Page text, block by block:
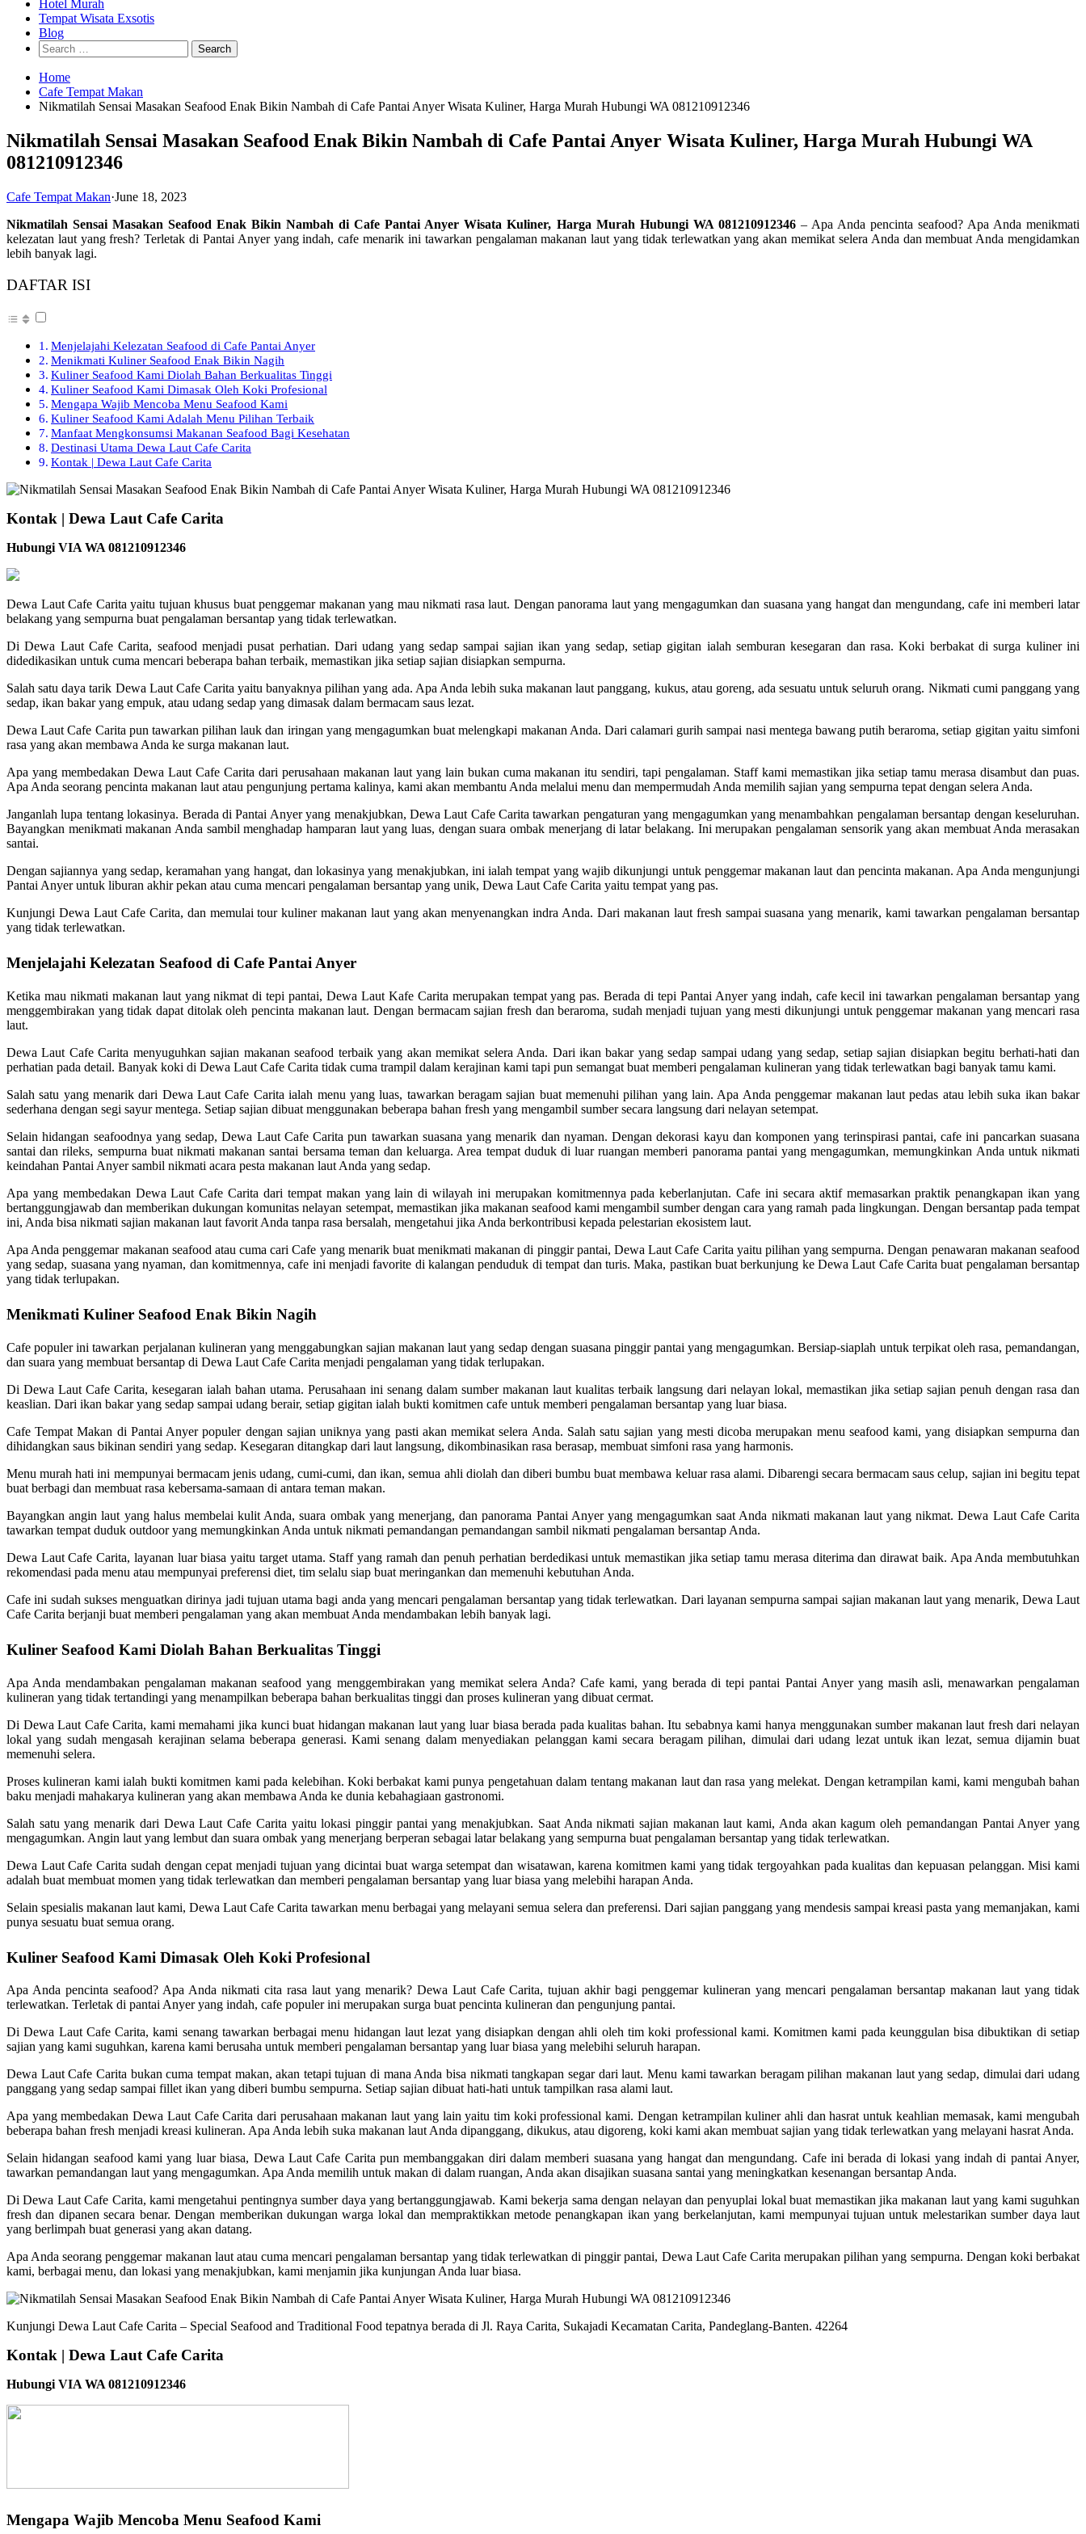
Hotel Murah
Tempat Wisata Exsotis
Blog
Search
for:
Home
Cafe Tempat Makan
Nikmatilah Sensai Masakan Seafood Enak Bikin Nambah di Cafe Pantai Anyer Wisata Kuliner, Harga Murah Hubungi WA 081210912346
Nikmatilah Sensai Masakan Seafood Enak Bikin Nambah di Cafe Pantai Anyer Wisata Kuliner, Harga Murah Hubungi WA
081210912346
Cafe Tempat Makan·June 18, 2023
Nikmatilah Sensai Masakan Seafood Enak Bikin Nambah di Cafe Pantai Anyer Wisata Kuliner, Harga Murah Hubungi WA 081210912346– Apa Anda pencinta seafood? Apa Anda menikmati
kelezatan laut yang fresh? Terletak di Pantai Anyer yang indah, cafe menarik ini tawarkan pengalaman makanan laut yang tidak terlewatkan yang akan memikat selera Anda dan membuat Anda mengidamkan
lebih banyak lagi.
DAFTAR ISI
Menjelajahi Kelezatan Seafood di Cafe Pantai Anyer
Menikmati Kuliner Seafood Enak Bikin Nagih
Kuliner Seafood Kami Diolah Bahan Berkualitas Tinggi
Kuliner Seafood Kami Dimasak Oleh Koki Profesional
Mengapa Wajib Mencoba Menu Seafood Kami
Kuliner Seafood Kami Adalah Menu Pilihan Terbaik
Manfaat Mengkonsumsi Makanan Seafood Bagi Kesehatan
Destinasi Utama Dewa Laut Cafe Carita
Kontak | Dewa Laut Cafe Carita
Kontak | Dewa Laut Cafe Carita
Hubungi VIA WA 081210912346
Dewa Laut Cafe Carita yaitu tujuan khusus buat penggemar makanan yang mau nikmati rasa laut. Dengan panorama laut yang mengagumkan dan suasana yang hangat dan mengundang, cafe ini memberi latar
belakang yang sempurna buat pengalaman bersantap yang tidak terlewatkan.
Di Dewa Laut Cafe Carita, seafood menjadi pusat perhatian. Dari udang yang sedap sampai sajian ikan yang sedap, setiap gigitan ialah semburan kesegaran dan rasa. Koki berbakat di surga kuliner ini
didedikasikan untuk cuma mencari beberapa bahan terbaik, memastikan jika setiap sajian disiapkan sempurna.
Salah satu daya tarik Dewa Laut Cafe Carita yaitu banyaknya pilihan yang ada. Apa Anda lebih suka makanan laut panggang, kukus, atau goreng, ada sesuatu untuk seluruh orang. Nikmati cumi panggang yang
sedap, ikan bakar yang empuk, atau udang sedap yang dimasak dalam bermacam saus lezat.
Dewa Laut Cafe Carita pun tawarkan pilihan lauk dan iringan yang mengagumkan buat melengkapi makanan Anda. Dari calamari gurih sampai nasi mentega bawang putih beraroma, setiap gigitan yaitu simfoni
rasa yang akan membawa Anda ke surga makanan laut.
Apa yang membedakan Dewa Laut Cafe Carita dari perusahaan makanan laut yang lain bukan cuma makanan itu sendiri, tapi pengalaman. Staff kami memastikan jika setiap tamu merasa disambut dan puas.
Apa Anda seorang pencinta makanan laut atau pengunjung pertama kalinya, kami akan membantu Anda melalui menu dan mempermudah Anda memilih sajian yang sempurna tepat dengan selera Anda.
Janganlah lupa tentang lokasinya. Berada di Pantai Anyer yang menakjubkan, Dewa Laut Cafe Carita tawarkan pengaturan yang mengagumkan yang menambahkan pengalaman bersantap dengan keseluruhan.
Bayangkan menikmati makanan Anda sambil menghadap hamparan laut yang luas, dengan suara ombak menerjang di latar belakang. Ini merupakan pengalaman sensorik yang akan membuat Anda merasakan
santai.
Dengan sajiannya yang sedap, keramahan yang hangat, dan lokasinya yang menakjubkan, ini ialah tempat yang wajib dikunjungi untuk penggemar makanan laut dan pencinta makanan. Apa Anda mengunjungi
Pantai Anyer untuk liburan akhir pekan atau cuma mencari pengalaman bersantap yang unik, Dewa Laut Cafe Carita yaitu tempat yang pas.
Kunjungi Dewa Laut Cafe Carita, dan memulai tour kuliner makanan laut yang akan menyenangkan indra Anda. Dari makanan laut fresh sampai suasana yang menarik, kami tawarkan pengalaman bersantap
yang tidak terlewatkan.
Menjelajahi Kelezatan Seafood di Cafe Pantai Anyer
Ketika mau nikmati makanan laut yang nikmat di tepi pantai, Dewa Laut Kafe Carita merupakan tempat yang pas. Berada di tepi Pantai Anyer yang indah, cafe kecil ini tawarkan pengalaman bersantap yang
menggembirakan yang tidak dapat ditolak oleh pencinta makanan laut. Dengan bermacam sajian fresh dan beraroma, sudah menjadi tujuan yang mesti dikunjungi untuk penggemar makanan yang mencari rasa
laut.
Dewa Laut Cafe Carita menyuguhkan sajian makanan seafood terbaik yang akan memikat selera Anda. Dari ikan bakar yang sedap sampai udang yang sedap, setiap sajian disiapkan begitu berhati-hati dan
perhatian pada detail. Banyak koki di Dewa Laut Cafe Carita tidak cuma trampil dalam kerajinan kami tapi pun semangat buat memberi pengalaman kulineran yang tidak terlewatkan bagi banyak tamu kami.
Salah satu yang menarik dari Dewa Laut Cafe Carita ialah menu yang luas, tawarkan beragam sajian buat memenuhi pilihan yang lain. Apa Anda penggemar makanan laut pedas atau lebih suka ikan bakar
sederhana dengan segi sayur mentega. Setiap sajian dibuat menggunakan beberapa bahan fresh yang mengambil sumber secara langsung dari nelayan setempat.
Selain hidangan seafoodnya yang sedap, Dewa Laut Cafe Carita pun tawarkan suasana yang menarik dan nyaman. Dengan dekorasi kayu dan komponen yang terinspirasi pantai, cafe ini pancarkan suasana
santai dan rileks, sempurna buat nikmati makanan santai bersama teman dan keluarga. Area tempat duduk di luar ruangan memberi panorama pantai yang mengagumkan, memungkinkan Anda untuk nikmati
keindahan Pantai Anyer sambil nikmati acara pesta makanan laut Anda yang sedap.
Apa yang membedakan Dewa Laut Cafe Carita dari tempat makan yang lain di wilayah ini merupakan komitmennya pada keberlanjutan. Cafe ini secara aktif memasarkan praktik penangkapan ikan yang
bertanggungjawab dan memberikan dukungan komunitas nelayan setempat, memastikan jika makanan seafood kami mengambil sumber dengan cara yang ramah pada lingkungan. Dengan bersantap pada tempat
ini, Anda bisa nikmati sajian makanan laut favorit Anda tanpa rasa bersalah, mengetahui jika Anda berkontribusi kepada pelestarian ekosistem laut.
Apa Anda penggemar makanan seafood atau cuma cari Cafe yang menarik buat menikmati makanan di pinggir pantai, Dewa Laut Cafe Carita yaitu pilihan yang sempurna. Dengan penawaran makanan seafood
yang sedap, suasana yang nyaman, dan komitmennya, cafe ini menjadi favorite di kalangan penduduk di tempat dan turis. Maka, pastikan buat berkunjung ke Dewa Laut Cafe Carita buat pengalaman bersantap
yang tidak terlupakan.
Menikmati Kuliner Seafood Enak Bikin Nagih
Cafe populer ini tawarkan perjalanan kulineran yang menggabungkan sajian makanan laut yang sedap dengan suasana pinggir pantai yang mengagumkan. Bersiap-siaplah untuk terpikat oleh rasa, pemandangan,
dan suara yang membuat bersantap di Dewa Laut Cafe Carita menjadi pengalaman yang tidak terlupakan.
Di Dewa Laut Cafe Carita, kesegaran ialah bahan utama. Perusahaan ini senang dalam sumber makanan laut kualitas terbaik langsung dari nelayan lokal, memastikan jika setiap sajian penuh dengan rasa dan
keaslian. Dari ikan bakar yang sedap sampai udang berair, setiap gigitan ialah bukti komitmen cafe untuk memberi pengalaman bersantap yang luar biasa.
Cafe Tempat Makan di Pantai Anyer populer dengan sajian uniknya yang pasti akan memikat selera Anda. Salah satu sajian yang mesti dicoba merupakan menu seafood kami, yang disiapkan sempurna dan
dihidangkan saus bikinan sendiri yang sedap. Kesegaran ditangkap dari laut langsung, dikombinasikan rasa berasap, membuat simfoni rasa yang harmonis.
Menu murah hati ini mempunyai bermacam jenis udang, cumi-cumi, dan ikan, semua ahli diolah dan diberi bumbu buat membawa keluar rasa alami. Dibarengi secara bermacam saus celup, sajian ini begitu tepat
buat berbagi dan membuat rasa kebersama-samaan di antara teman makan.
Bayangkan angin laut yang halus membelai kulit Anda, suara ombak yang menerjang, dan panorama Pantai Anyer yang mengagumkan saat Anda nikmati makanan laut yang nikmat. Dewa Laut Cafe Carita
tawarkan tempat duduk outdoor yang memungkinkan Anda untuk nikmati pemandangan pemandangan sambil nikmati pengalaman bersantap Anda.
Dewa Laut Cafe Carita, layanan luar biasa yaitu target utama. Staff yang ramah dan penuh perhatian berdedikasi untuk memastikan jika setiap tamu merasa diterima dan dirawat baik. Apa Anda membutuhkan
rekomendasi pada menu atau mempunyai preferensi diet, tim selalu siap buat meringankan dan memenuhi kebutuhan Anda.
Cafe ini sudah sukses menguatkan dirinya jadi tujuan utama bagi anda yang mencari pengalaman bersantap yang tidak terlewatkan. Dari layanan sempurna sampai sajian makanan laut yang menarik, Dewa Laut
Cafe Carita berjanji buat memberi pengalaman yang akan membuat Anda mendambakan lebih banyak lagi.
Kuliner Seafood Kami Diolah Bahan Berkualitas Tinggi
Apa Anda mendambakan pengalaman makanan seafood yang menggembirakan yang memikat selera Anda? Cafe kami, yang berada di tepi pantai Pantai Anyer yang masih asli, menawarkan pengalaman
kulineran yang tidak tertandingi yang menampilkan beberapa bahan berkualitas tinggi dan proses kulineran yang dibuat cermat.
Di Dewa Laut Cafe Carita, kami memahami jika kunci buat hidangan makanan laut yang luar biasa berada pada kualitas bahan. Itu sebabnya kami hanya menggunakan sumber makanan laut fresh dari nelayan
lokal yang sudah mengasah kerajinan selama beberapa generasi. Kami senang dalam menyediakan pelanggan kami secara beragam pilihan, dimulai dari udang lezat untuk ikan lezat, semua dijamin buat
memenuhi selera.
Proses kulineran kami ialah bukti komitmen kami pada kelebihan. Koki berbakat kami punya pengetahuan dalam tentang makanan laut dan rasa yang melekat. Dengan ketrampilan kami, kami mengubah bahan
baku menjadi mahakarya kulineran yang akan membawa Anda ke dunia kebahagiaan gastronomi.
Salah satu yang menarik dari Dewa Laut Cafe Carita yaitu lokasi pinggir pantai yang menakjubkan. Saat Anda nikmati sajian makanan laut kami, Anda akan kagum oleh pemandangan Pantai Anyer yang
mengagumkan. Angin laut yang lembut dan suara ombak yang menerjang berperan sebagai latar belakang yang sempurna buat pengalaman bersantap yang tidak terlewatkan.
Dewa Laut Cafe Carita sudah dengan cepat menjadi tujuan yang dicintai buat warga setempat dan wisatawan, karena komitmen kami yang tidak tergoyahkan pada kualitas dan kepuasan pelanggan. Misi kami
adalah buat membuat momen yang tidak terlewatkan dan memberi pengalaman bersantap yang luar biasa yang melebihi harapan Anda.
Selain spesialis makanan laut kami, Dewa Laut Cafe Carita tawarkan menu berbagai yang melayani semua selera dan preferensi. Dari sajian panggang yang mendesis sampai kreasi pasta yang memanjakan, kami
punya sesuatu buat semua orang.
Kuliner Seafood Kami Dimasak Oleh Koki Profesional
Apa Anda pencinta seafood? Apa Anda nikmati cita rasa laut yang menarik? Dewa Laut Cafe Carita, tujuan akhir bagi penggemar kulineran yang mencari pengalaman bersantap makanan laut yang tidak
terlewatkan. Terletak di pantai Anyer yang indah, cafe populer ini merupakan surga buat pencinta kulineran dan pengunjung pantai.
Di Dewa Laut Cafe Carita, kami senang tawarkan berbagai menu hidangan laut lezat yang disiapkan dengan ahli oleh tim koki professional kami. Komitmen kami pada keunggulan bisa dibuktikan di setiap
sajian yang kami suguhkan, karena kami berusaha untuk memberi pengalaman bersantap yang luar biasa yang melebihi seluruh harapan.
Dewa Laut Cafe Carita bukan cuma tempat makan, akan tetapi tujuan di mana Anda bisa nikmati tangkapan segar dari laut. Menu kami tawarkan beragam pilihan makanan laut yang sedap, dimulai dari udang
panggang yang sedap sampai fillet ikan yang diberi bumbu sempurna. Setiap sajian dibuat hati-hati untuk tampilkan rasa alami laut.
Apa yang membedakan Dewa Laut Cafe Carita dari perusahaan makanan laut yang lain yaitu tim koki professional kami. Dengan ketrampilan kuliner ahli dan hasrat untuk keahlian memasak, kami mengubah
beberapa bahan fresh menjadi kreasi kulineran. Apa Anda lebih suka makanan laut Anda dipanggang, dikukus, atau digoreng, koki kami akan membuat sajian yang tidak terlewatkan yang melayani hasrat Anda.
Selain hidangan seafood kami yang luar biasa, Dewa Laut Cafe Carita pun membanggakan diri dalam memberi suasana yang hangat dan mengundang. Cafe ini berada di lokasi yang indah di pantai Anyer,
tawarkan pemandangan laut yang mengagumkan. Apa Anda memilih untuk makan di dalam ruangan, Anda akan disajikan suasana santai yang meningkatkan kesenangan bersantap Anda.
Di Dewa Laut Cafe Carita, kami mengetahui pentingnya sumber daya yang bertanggungjawab. Kami bekerja sama dengan nelayan dan penyuplai lokal buat memastikan jika makanan laut yang kami suguhkan
fresh dan dipanen secara benar. Dengan memberikan dukungan warga lokal dan mempraktikkan metode penangkapan ikan yang berkelanjutan, kami mempunyai tujuan untuk melestarikan sumber daya laut
yang berlimpah buat generasi yang akan datang.
Apa Anda seorang penggemar makanan laut atau cuma mencari pengalaman bersantap yang tidak terlewatkan di pinggir pantai, Dewa Laut Cafe Carita merupakan pilihan yang sempurna. Dengan koki berbakat
kami, berbagai menu, dan lokasi yang menakjubkan, kami menjamin jika kunjungan Anda luar biasa.
Kunjungi Dewa Laut Cafe Carita – Special Seafood and Traditional Food tepatnya berada di Jl. Raya Carita, Sukajadi Kecamatan Carita, Pandeglang-Banten. 42264
Kontak | Dewa Laut Cafe Carita
Hubungi VIA WA 081210912346
Mengapa Wajib Mencoba Menu Seafood Kami